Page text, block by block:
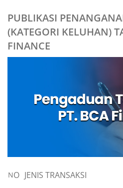
PUBLIKASI
(KATEGORI KELUHAN)
FINANCE
NO JENIS TRANSAKSI